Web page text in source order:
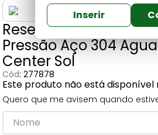
Inserir
Reservatório Boiler
Pressão Aço 304
Center Sol
Cód:277878
Este produto não está
Quero que me avisem quando
revestimento
5º
argamassa
6º
telha
7 º
tinta
8º
cimento
9º
torneira
10 º vaso sanitário